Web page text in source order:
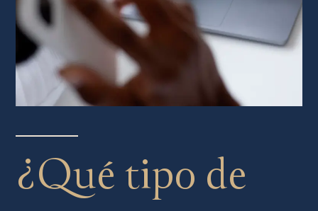
¿Qué tipo de